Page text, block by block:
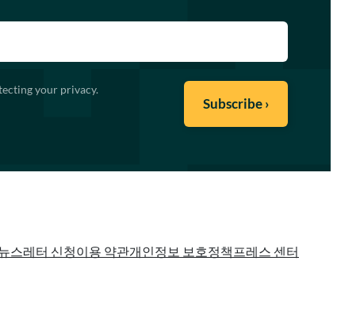
your privacy.
스레터 신청이용 약관개인정보 보호정책 프레스 센터